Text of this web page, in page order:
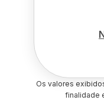
Os valores
finalidade